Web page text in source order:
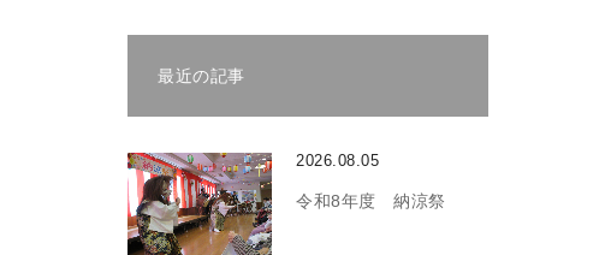
最近の記事
2026.08.05
令和8年度 納涼祭